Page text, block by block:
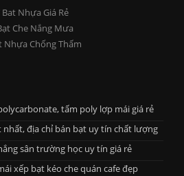
Bat Nhựa Giá Rẻ
Che Nắng Mưa
Nhựa Chống Thấm
tấm poly lợp mái giá rẻ
nhất, địa chỉ bán bạt uy tín chất lượng
sân trường học uy tín giá rẻ
xếp bạt kéo che quán cafe đẹp